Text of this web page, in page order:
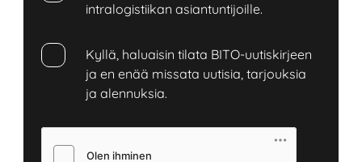
intralogistiikan asiantuntijoille.
Kyllä, haluaisin tilata BITO-uutiskirjeen
ja en enää missata uutisia, tarjouksia
ja alennuksia.